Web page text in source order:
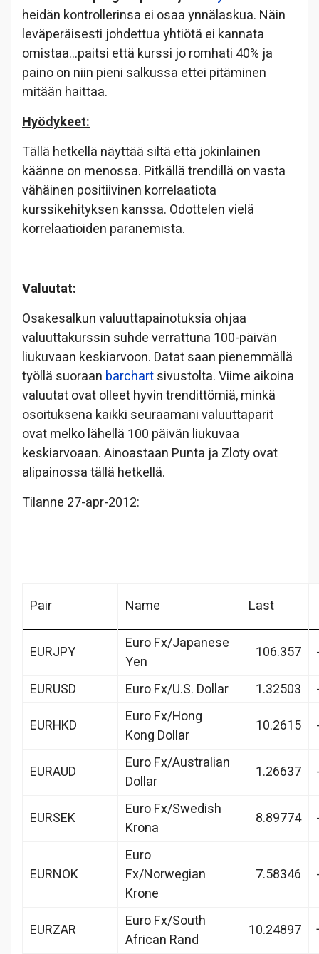
heidän kontrollerinsa ei osaa ynnälaskua. Näin
leväperäisesti johdettua yhtiötä ei kannata
omistaa…paitsi että kurssi jo romhati 40% ja
paino on niin pieni salkussa ettei pitäminen
mitään haittaa.
Hyödykeet:
Tällä hetkellä näyttää siltä että jokinlainen
käänne on menossa. Pitkällä trendillä on vasta
vähäinen positiivinen korrelaatiota
kurssikehityksen kanssa. Odottelen vielä
korrelaatioiden paranemista.
Valuutat:
Osakesalkun valuuttapainotuksia ohjaa
valuuttakurssin suhde verrattuna 100-päivän
liukuvaan keskiarvoon. Datat saan pienemmällä
työllä suoraan barchartsivustolta. Viime aikoina
valuutat ovat olleet hyvin trendittömiä, minkä
osoituksena kaikki seuraamani valuuttaparit
ovat melko lähellä 100 päivän liukuvaa
keskiarvoaan. Ainoastaan Punta ja Zloty ovat
alipainossa tällä hetkellä.
Tilanne 27-apr-2012:
Pair Name Last
EURJPY
Euro Fx/Japanese
Yen
106.357
EURUSD
Euro Fx/U.S. Dollar 1.32503
EURHKD
Euro Fx/Hong
Kong Dollar
10.2615
EURAUD
Euro Fx/Australian
Dollar
1.26637
EURSEK
Euro Fx/Swedish
Krona
8.89774
EURNOK
Euro
Fx/Norwegian
Krone
7.58346
EURZAR
Euro Fx/South
African Rand
10.24897